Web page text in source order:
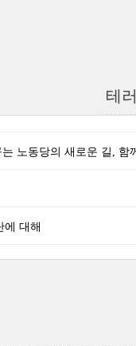
테
노동당의 새로운 길, 함
에 대해